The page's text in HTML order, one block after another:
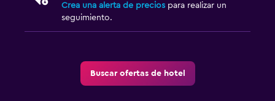
Crea una alerta de precios para realizar un
seguimiento.
Buscar ofertas de hotel